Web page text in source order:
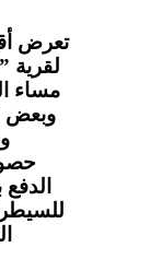
تعرض
لقرية
مساء
وبعض